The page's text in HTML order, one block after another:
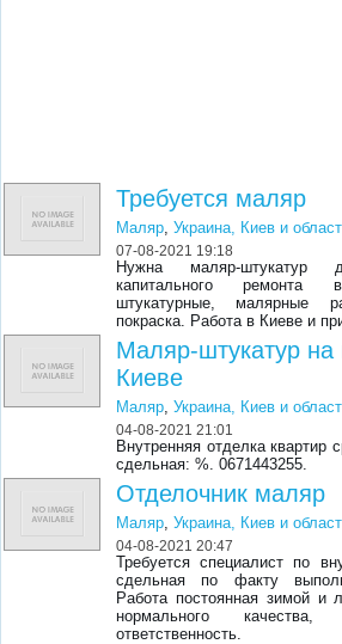
Требуется маляр
Маляр,Украина, Киев и
07-08-2021 19:18
Нужна маляр-штукатур
капитального ремонта
штукатурные, малярные
покраска. Работа в Киеве и
Маляр-штукатур на
Киеве
Маляр,Украина, Киев и
04-08-2021 21:01
Внутренняя отделка квартир
сдельная: %. 0671443255.
Отделочник маляр
Маляр,Украина, Киев и
04-08-2021 20:47
Требуется специалист по
сдельная по факту
Работа постоянная зимой и
нормального
ответственность.